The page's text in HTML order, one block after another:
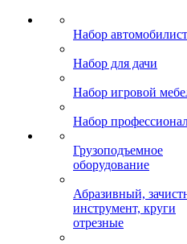
Набор
Набор для дачи
Набор игровой
Набор
Грузоподъемное
оборудование
Абразивный,
инструмент, круги
отрезные